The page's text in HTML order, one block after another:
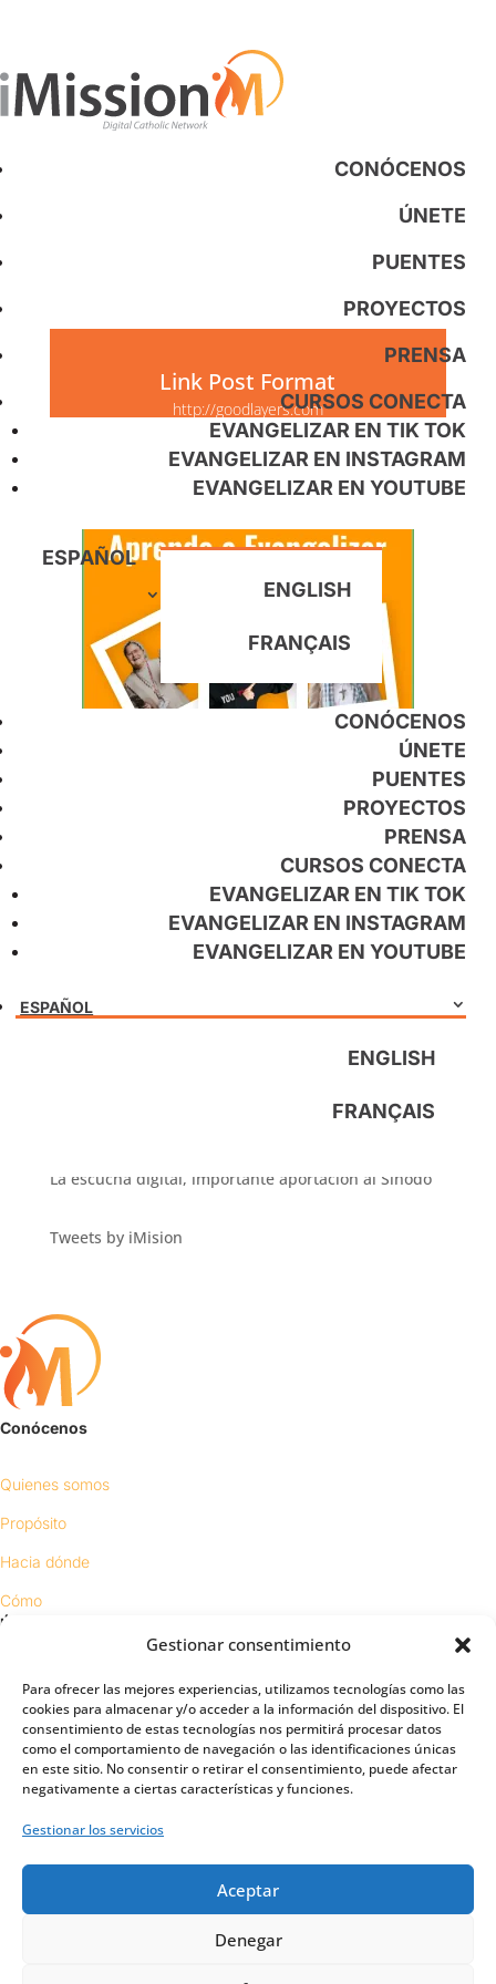
Gestionar consentimiento
Para ofrecer las mejores experiencias, utilizamos tecnologías como las
cookies para almacenar y/o acceder a la información del dispositivo. El
consentimiento de estas tecnologías nos permitirá procesar datos
como el comportamiento de navegación o las identificaciones únicas
en este sitio. No consentir o retirar el consentimiento, puede afectar
negativamente a ciertas características y funciones.
Gestionar los servicios
Aceptar
Denegar
CONÓCENOS
ÚNETE
PUENTES
PROYECTOS
PRENSA
CURSOS CONECTA
EVANGELIZAR EN TIK TOK
EVANGELIZAR EN INSTAGRAM
EVANGELIZAR EN YOUTUBE
ESPAÑOL
ENGLISH
FRANÇAIS
CONÓCENOS
ÚNETE
PUENTES
PROYECTOS
PRENSA
CURSOS CONECTA
EVANGELIZAR EN TIK TOK
EVANGELIZAR EN INSTAGRAM
EVANGELIZAR EN YOUTUBE
ESPAÑOL
ENGLISH
FRANÇAIS
Link Post Format
http://goodlayers.com
Post recientes
como un regalo de Dios
La escucha digital, importante aportación al Sínodo
Tweets by iMision
Conócenos
Quienes somos
Propósito
Hacia dónde
Cómo
ÚNETE
Vengajas
Requisitos
Contacto
Proyectos
Sínodo digital
Respeto en redes